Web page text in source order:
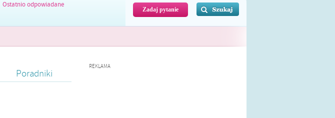
Ostatnio odpowiadane
Zadaj pytanie
Poradniki
REKLAMA